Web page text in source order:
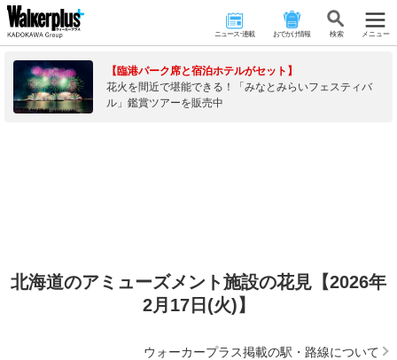
ニュース･連載 おでかけ情報 検 索 メニュー
【臨港パーク席と宿泊ホテルがセット】
花火を間近で堪能できる！「みなとみらいフェスティバ
ル」鑑賞ツアーを販売中
北海道のアミューズメント施設の花見【2026年
2月17日(火)】
ウォーカープラス掲載の駅・路線について